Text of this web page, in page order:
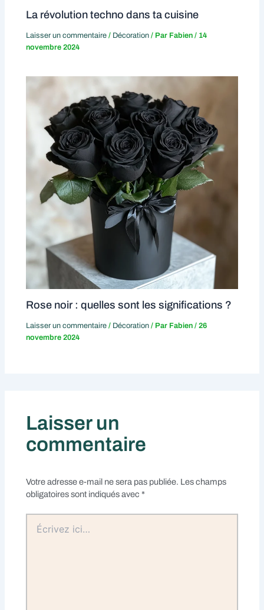
La révolution techno dans ta cuisine
Laisser un commentaire / Décoration / Par Fabien/ 14
novembre 2024
Rose noir : quelles sont les significations ?
Laisser un commentaire / Décoration / Par Fabien/26
novembre 2024
Laisser un
commentaire
Votre adresse e-mail ne sera pas publiée. Les champs
obligatoires sont indiqués avec*
ici…